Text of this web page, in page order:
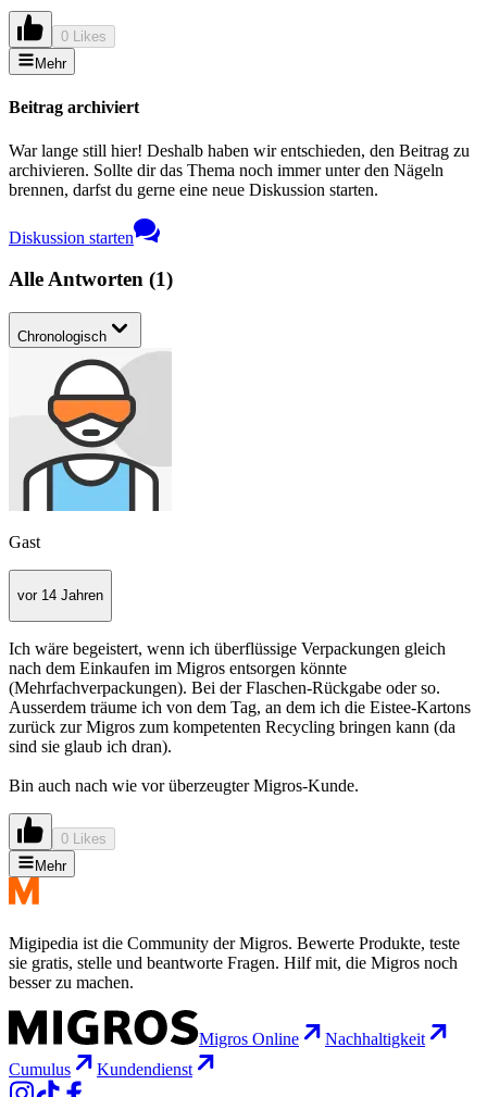
0 Likes
Mehr
Beitrag archiviert
War lange still hier! Deshalb haben wir entschieden, den Beitrag zu
archivieren. Sollte dir das Thema noch immer unter den Nägeln
brennen, darfst du gerne eine neue Diskussion starten.
Diskussion starten
Alle Antworten (1)
Chronologisch
Gast
vor 14 Jahren
Ich wäre begeistert, wenn ich überflüssige Verpackungen gleich
nach dem Einkaufen im Migros entsorgen könnte
(Mehrfachverpackungen). Bei der Flaschen-Rückgabe oder so.
Ausserdem träume ich von dem Tag, an dem ich die Eistee-Kartons
zurück zur Migros zum kompetenten Recycling bringen kann (da
sind sie glaub ich dran).
Bin auch nach wie vor überzeugter Migros-Kunde.
0 Likes
Mehr
Migipedia ist die Community der Migros. Bewerte Produkte, teste
sie gratis, stelle und beantworte Fragen. Hilf mit, die Migros noch
besser zu machen.
Migros Online
Nachhaltigkeit
Cumulus
Kundendienst